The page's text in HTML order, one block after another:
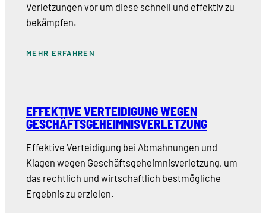
Verletzungen vor um diese schnell und effektiv zu
bekämpfen.
MEHR ERFAHREN
EFFEKTIVE VERTEIDIGUNG WEGEN
GESCHÄFTSGEHEIMNISVERLETZUNG
Effektive Verteidigung bei Abmahnungen und
Klagen wegen Geschäftsgeheimnisverletzung, um
das rechtlich und wirtschaftlich bestmögliche
Ergebnis zu erzielen.